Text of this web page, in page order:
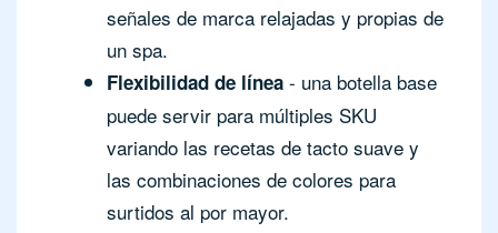
señales de marca relajadas y propias de
un spa.
Flexibilidad de línea - una botella base
puede servir para múltiples SKU
variando las recetas de tacto suave y
las combinaciones de colores para
surtidos al por mayor.